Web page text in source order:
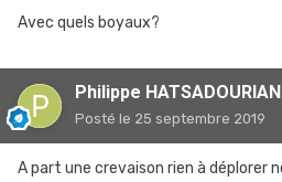
Avec quels boyaux?
Philippe HATSADOURIAN
Posté le 25 septembre 2019
A part une crevaison rien à déplorer